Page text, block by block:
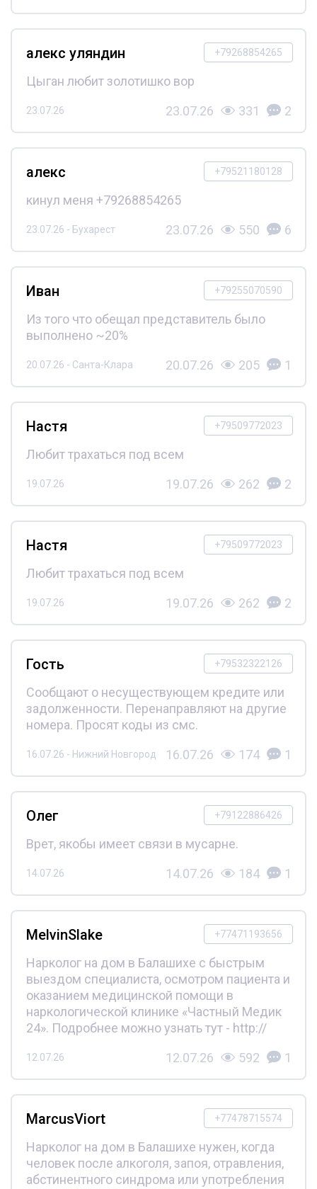
+79268854265
алекс уляндин
Цыган любит золотишко вор
23.07.26 23.07.26 331 2
+79521180128
алекс
кинул меня +79268854265
23.07.26 - Бухарест 23.07.26 550 6
+79255070590
Иван
Из того что обещал представитель было
выполнено ~20%
20.07.26 - Санта-Клара 20.07.26 205 1
+79509772023
Настя
Любит трахаться под всем
19.07.26 19.07.26 262 2
+79509772023
Настя
Любит трахаться под всем
19.07.26 19.07.26 262 2
+79532322126
Гость
Сообщают о несуществующем кредите или
задолженности. Перенаправляют на другие
номера. Просят коды из смс.
16.07.26 - Нижний Новгород 16.07.26 174 1
+79122886426
Олег
Врет, якобы имеет связи в мусарне.
14.07.26 14.07.26 184 1
+77471193656
MelvinSlake
Нарколог на дом в Балашихе с быстрым
выездом специалиста, осмотром пациента и
оказанием медицинской помощи в
наркологической клинике «Частный Медик
24». Подробнее можно узнать тут - http://
12.07.26 12.07.26 592 1
+77478715574
MarcusViort
Нарколог на дом в Балашихе нужен, когда
человек после алкоголя, запоя, отравления,
абстинентного синдрома или употребления